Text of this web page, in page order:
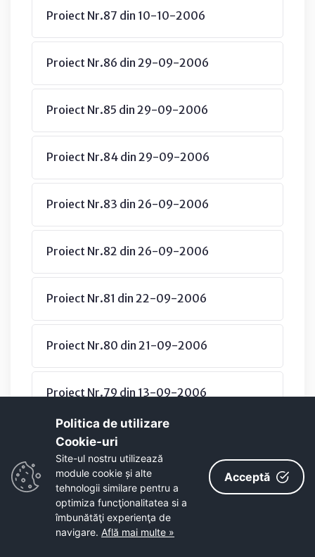
Proiect Nr.87 din 10-10-2006
Proiect Nr.86 din 29-09-2006
Proiect Nr.85 din 29-09-2006
Proiect Nr.84 din 29-09-2006
Proiect Nr.83 din 26-09-2006
Proiect Nr.82 din 26-09-2006
Proiect Nr.81 din 22-09-2006
Proiect Nr.80 din 21-09-2006
Proiect Nr.79 din 13-09-2006
Proiect Nr.78 din 13-09-2006
Proiect Nr.77 din 06-09-2006
Proiect Nr.76 din 06-09-2006
Politica de utilizare
Cookie-uri‎
Site-ul nostru utilizează
module cookie și alte
tehnologii similare pentru a
optimiza funcţionalitatea si a
îmbunătăţi experienţa de
navigare. Află mai multe »
Acceptă